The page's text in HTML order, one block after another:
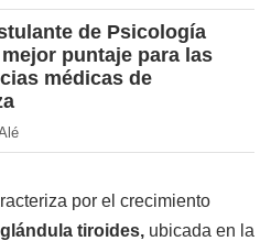
de Psicología
puntaje para las
médicas de
por el crecimiento
tiroides, ubicada en la